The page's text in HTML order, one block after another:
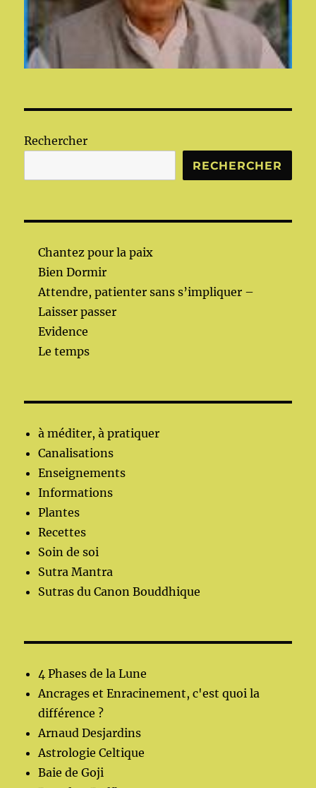
Rechercher
RECHERCHER
Chantez pour la paix
Bien Dormir
Attendre, patienter sans s’impliquer –
Laisser passer
Evidence
Le temps
à méditer, à pratiquer
Canalisations
Enseignements
Informations
Plantes
Recettes
Soin de soi
Sutra Mantra
Sutras du Canon Bouddhique
4 Phases de la Lune
Ancrages et Enracinement, c'est quoi la
différence ?
Arnaud Desjardins
Astrologie Celtique
Baie de Goji